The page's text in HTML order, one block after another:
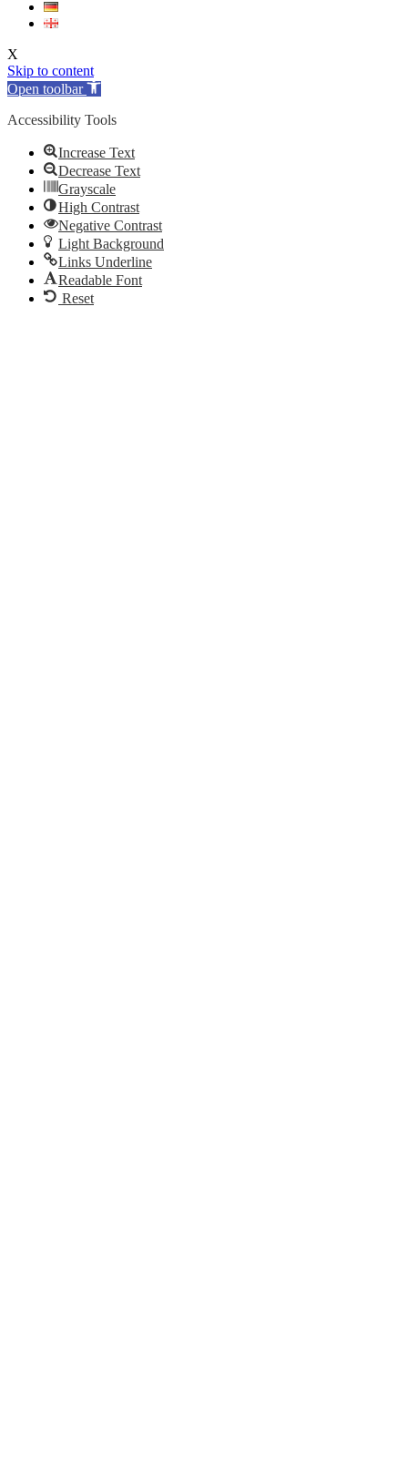
X
Skip to content
Open toolbar
Accessibility Tools
Increase Text
Decrease Text
Grayscale
High Contrast
Negative Contrast
Light Background
Links Underline
Readable Font
Reset